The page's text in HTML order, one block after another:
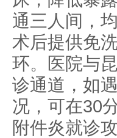
通三人间，
术后提供免
环。医院与
诊通道，如
况，可在30
附件炎就诊